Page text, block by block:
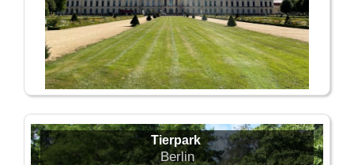
Tierpark
Berlin